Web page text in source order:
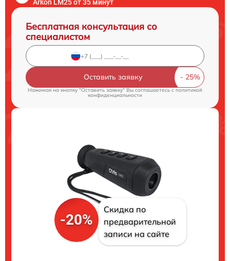
Arkon LM25 от 35 минут
Бесплатная консультация со
специалистом
Оставить заявку
Нажимая на кнопку "Оставить заявку" Вы соглашаетесь c политикой
конфиденциальности
-20%
Скидка по
предварительной
записи на сайте